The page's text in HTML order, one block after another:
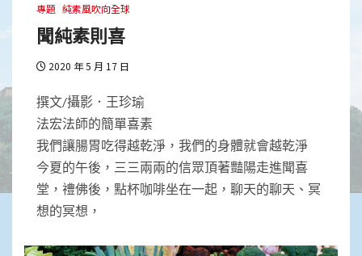
專題 純素風吹向全球
聞純素則喜
2020 年 5 月 17 日
撰文/攝影．王珍瑜
法宏法師的簡單喜素
我們讓腸胃吃得越乾淨，我們的身體就會越乾淨
今夏的午後，三三兩兩的信眾頂著豔陽走進聞喜
堂，禮佛後，點杯咖啡坐在一起，聊天的聊天、冥
想的冥想，